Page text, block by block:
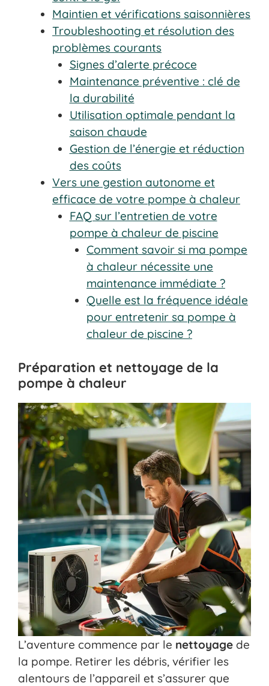
Maintien et vérifications saisonnières
Troubleshooting et résolution des
problèmes courants
Signes d’alerte précoce
Maintenance préventive : clé de
la durabilité
Utilisation optimale pendant la
saison chaude
Gestion de l’énergie et réduction
des coûts
Vers une gestion autonome et
efficace de votre pompe à chaleur
FAQ sur l’entretien de votre
pompe à chaleur de piscine
Comment savoir si ma pompe
à chaleur nécessite une
maintenance immédiate ?
Quelle est la fréquence idéale
pour entretenir sa pompe à
chaleur de piscine ?
Préparation et nettoyage de la
pompe à chaleur
L’aventure commence par le nettoyage de
la pompe. Retirer les débris, vérifier les
alentours de l’appareil et s’assurer que